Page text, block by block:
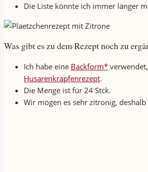
Die Liste könnte ich immer länger
Was gibt es zu dem Rezept noch zu
Ich habe eine Backform*
Husarenkrapfenrezept.
Die Menge ist für 24 Stck.
Wir mögen es sehr zitronig,